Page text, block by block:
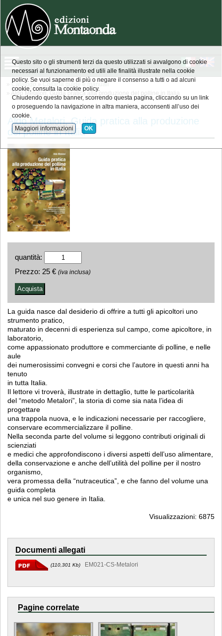
» Catalogo »
Collana guide e manuali
» Aldo Metalori, Guida pratica alla produzione del polline in Italia
Aldo Metalori, Guida pratica alla produzione
del polline in Italia
quantità:
Prezzo: 25 € (iva inclusa)
La guida nasce dal desiderio di offrire a tutti gli apicoltori uno
strumento pratico,
maturato in decenni di esperienza sul campo, come apicoltore, in
laboratorio,
come appassionato produttore e commerciante di polline, e nelle
aule
dei numerosissimi convegni e corsi che l’autore in questi anni ha
tenuto
in tutta Italia.
Il lettore vi troverà, illustrate in dettaglio, tutte le particolarità
del “metodo Metalori”, la storia di come sia nata l’idea di
progettare
una trappola nuova, e le indicazioni necessarie per raccogliere,
conservare ecommercializzare il polline.
Nella seconda parte del volume si leggono contributi originali di
scienziati
e medici che approfondiscono i diversi aspetti dell’uso alimentare,
della conservazione e anche dell’utilità del polline per il nostro
organismo,
vera promessa della “nutraceutica”, e che fanno del volume una
guida completa
e unica nel suo genere in Italia.
Visualizzazioni: 6875
Documenti allegati
(110,301 Kb) EM021-CS-Metalori
Pagine correlate
Questo sito o gli strumenti terzi da questo utilizzati si avvalgono di cookie
necessari al funzionamento ed utili alle finalità illustrate nella cookie
policy. Se vuoi saperne di più o negare il consenso a tutti o ad alcuni
cookie, consulta la cookie policy.
Chiudendo questo banner, scorrendo questa pagina, cliccando su un link
o proseguendo la navigazione in altra maniera, acconsenti all’uso dei
cookie.
Maggiori informazioni OK